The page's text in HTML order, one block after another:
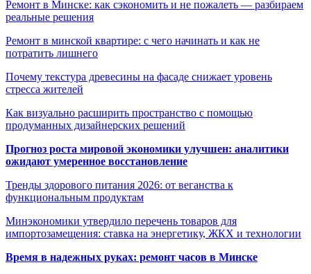
Ремонт в Минске: как сэкономить и не пожалеть — разбираем
реальные решения
Ремонт в минской квартире: с чего начинать и как не
потратить лишнего
Почему текстура древесины на фасаде снижает уровень
стресса жителей
Как визуально расширить пространство с помощью
продуманных дизайнерских решений
Прогноз роста мировой экономики улучшен: аналитики
ожидают умеренное восстановление
Тренды здорового питания 2026: от веганства к
функциональным продуктам
Минэкономики утвердило перечень товаров для
импортозамещения: ставка на энергетику, ЖКХ и технологии
Время в надежных руках: ремонт часов в Минске